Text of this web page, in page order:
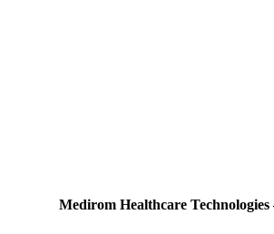
عن الشركة — Medirom Healthcare Technologies